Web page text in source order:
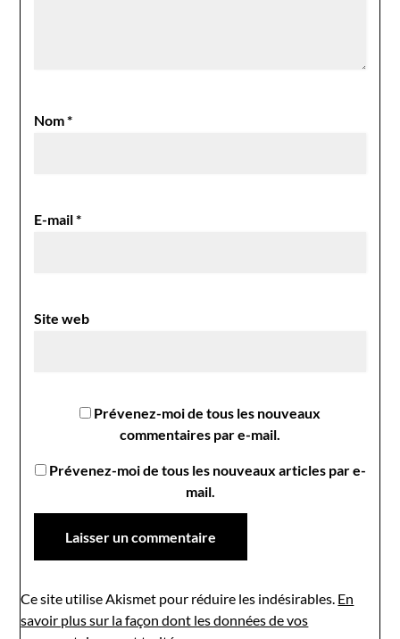
Nom*
E-mail*
Site web
Prévenez-moi de tous les nouveaux
commentaires par e-mail.
Prévenez-moi de tous les nouveaux articles par e-
mail.
Ce site utilise Akismet pour réduire les indésirables. En
savoir plus sur la façon dont les données de vos